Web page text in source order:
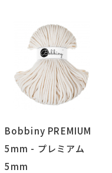
Bobbiny PREMIUM
5mm - プレミアム
5mm